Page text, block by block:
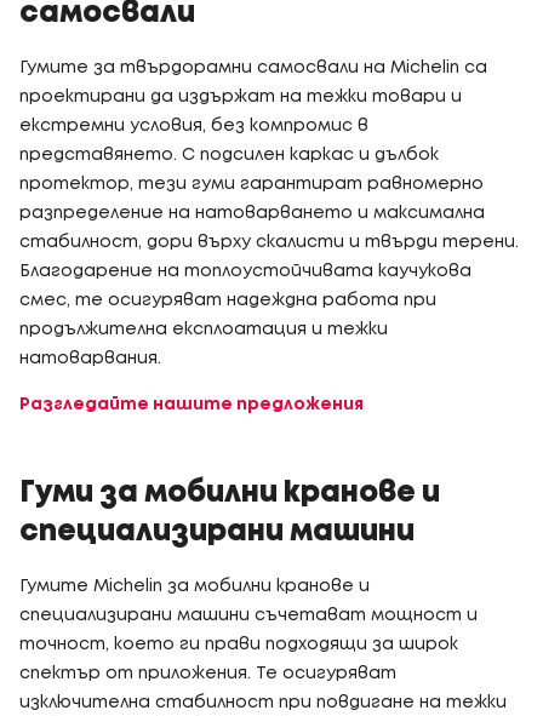
самосвали
Гумите за твърдорамни самосвали на Michelin са
проектирани да издържат на тежки товари и
екстремни условия, без компромис в
представянето. С подсилен каркас и дълбок
протектор, тези гуми гарантират равномерно
разпределение на натоварването и максимална
стабилност, дори върху скалисти и твърди терени.
Благодарение на топлоустойчивата каучукова
смес, те осигуряват надеждна работа при
продължителна експлоатация и тежки
натоварвания.
Разгледайте нашите предложения
Гуми за мобилни кранове и
специализирани машини
Гумите Michelin за мобилни кранове и
специализирани машини съчетават мощност и
точност, което ги прави подходящи за широк
спектър от приложения. Те осигуряват
изключителна стабилност при повдигане на тежки